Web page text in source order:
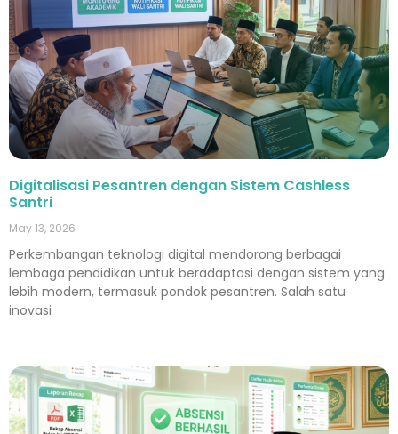
Digitalisasi Pesantren dengan Sistem Cashless
Santri
May 13, 2026
Perkembangan teknologi digital mendorong berbagai
lembaga pendidikan untuk beradaptasi dengan sistem yang
lebih modern, termasuk pondok pesantren. Salah satu
inovasi